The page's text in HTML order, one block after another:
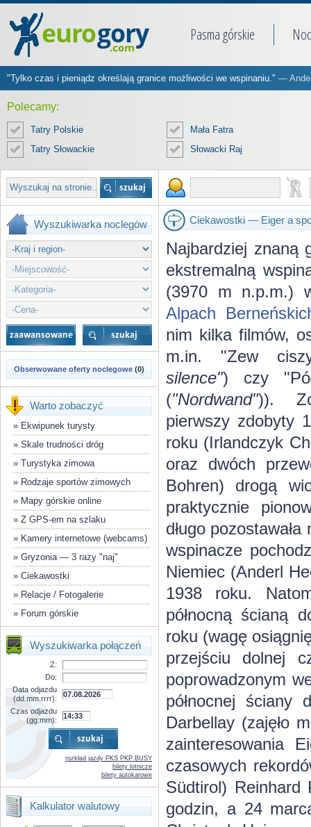
Pasma górskie
"Tylko czas i pieniądz określają granice możliwości we wspinaniu." —
Polecamy:
Tatry Polskie
Mała Fatra
Tatry Słowackie
Słowacki Raj
Ciekawostki — Eiger a
Najbardziej znaną
ekstremalną
(3970 m n.p.m.)
Alpach
nim kilka filmów,
m.in. "Zew
silence") czy
("Nordwand")).
pierwszy zdobyty
roku (Irlandczyk
oraz dwóch
Bohren) drogą
praktycznie
długo
wspinacze
Niemiec (Anderl
1938 roku.
północną ścianą
roku (wagę
przejściu dolnej
poprowadzonym
północnej ściany
Darbellay (zajęło
zainteresowania
czasowych
Südtirol) Reinhard
godzin, a 24
Wyszukiwarka noclegów
Obserwowane oferty noclegowe (0)
Warto zobaczyć
» Ekwipunek turysty
» Skale trudności dróg
» Turystyka zimowa
» Rodzaje sportów zimowych
» Mapy górskie online
» Z GPS-em na szlaku
» Kamery internetowe (webcams)
» Gryzonia — 3 razy "naj"
» Ciekawostki
» Relacje / Fotogalerie
» Forum górskie
Wyszukiwarka połączeń
Z:
Do:
Data odjazdu
(dd.mm.rrrr):
Czas odjazdu
(gg:mm):
rozkład jazdy PKS PKP BUSY
bilety lotnicze
bilety autokarowe
Kalkulator walutowy